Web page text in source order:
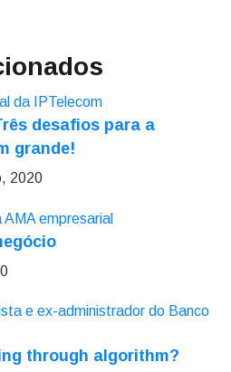
desafios para a
grande!
2020
through algorithm?